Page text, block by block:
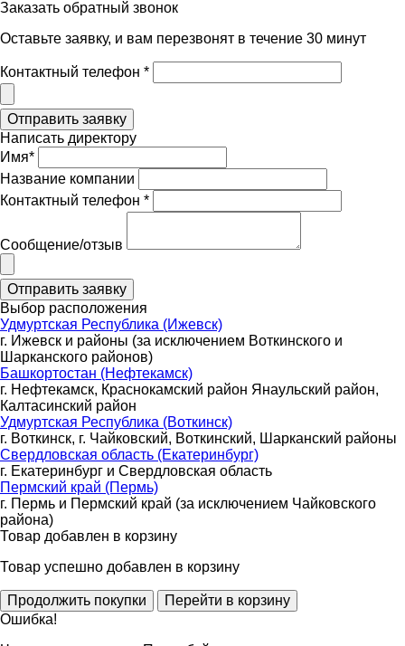
Заказать обратный звонок
Оставьте заявку, и вам перезвонят в течение 30 минут
Контактный телефон *
Написать директору
Имя*
Название компании
Контактный телефон *
Сообщение/отзыв
Выбор расположения
Удмуртская Республика (Ижевск)
г. Ижевск и районы (за исключением Воткинского и
Шарканского районов)
Башкортостан (Нефтекамск)
г. Нефтекамск, Краснокамский район Янаульский район,
Калтасинский район
Удмуртская Республика (Воткинск)
г. Воткинск, г. Чайковский, Воткинский, Шарканский районы
Свердловская область (Екатеринбург)
г. Екатеринбург и Свердловская область
Пермский край (Пермь)
г. Пермь и Пермский край (за исключением Чайковского
района)
Товар добавлен в корзину
Товар успешно добавлен в корзину
Ошибка!